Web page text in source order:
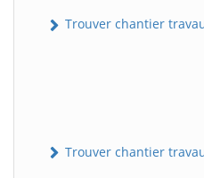
Trouver chantier
Trouver chantier